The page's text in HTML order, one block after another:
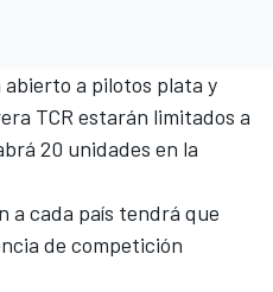
abierto a pilotos plata y
TCR estarán limitados a
20 unidades en la
a cada país tendrá que
de competición